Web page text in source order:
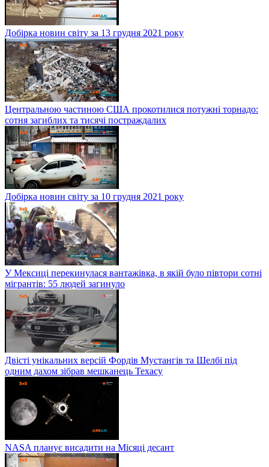
Добірка новин світу за 13 грудня 2021 року
Центральною частиною США прокотилися потужні торнадо:
сотня загиблих та тисячі постраждалих
Добірка новин світу за 10 грудня 2021 року
У Мексиці перекинулася вантажівка, в якій було півтори сотні
мігрантів: 55 людей загинуло
Двісті унікальних версій Фордів Мустангів та Шелбі під
одним дахом зібрав мешканець Техасу
NASA планує висадити на Місяці десант